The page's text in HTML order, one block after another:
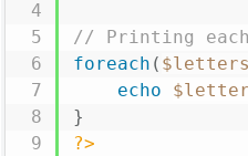
// Printing
foreach ( $letters
echo
$letter
}
?>